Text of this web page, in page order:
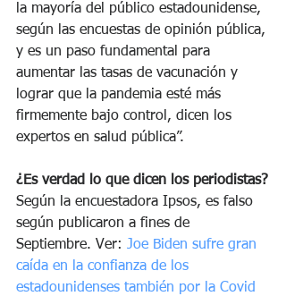
la mayoría del público estadounidense,
según las encuestas de opinión pública,
y es un paso fundamental para
aumentar las tasas de vacunación y
lograr que la pandemia esté más
firmemente bajo control, dicen los
expertos en salud pública”.
¿Es verdad lo que dicen los periodistas?
Según la encuestadora Ipsos, es falso
según publicaron a fines de
Septiembre. Ver: Joe Biden sufre gran
caída en la confianza de los
estadounidenses también por la Covid